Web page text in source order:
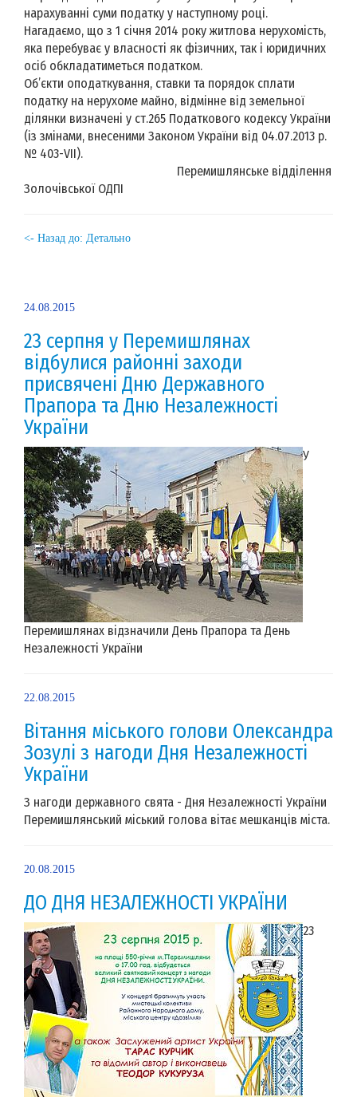
нарахуванні суми податку у наступному році.
Нагадаємо, що з 1 січня 2014 року житлова нерухомість,
яка перебуває у власності як фізичних, так і юридичних
осіб обкладатиметься податком.
Об’єкти оподаткування, ставки та порядок сплати
податку на нерухоме майно, відмінне від земельної
ділянки визначені у ст.265 Податкового кодексу України
(із змінами, внесеними Законом України від 04.07.2013 р.
№ 403-VII).
Перемишлянське відділення
Золочівської ОДПІ
<- Назад до: Детально
24.08.2015
23 серпня у Перемишлянах
відбулися районні заходи
присвячені Дню Державного
Прапора та Дню Незалежності
України
У
Перемишлянах відзначили День Прапора та День
Незалежності України
22.08.2015
Вітання міського голови Олександра
Зозулі з нагоди Дня Незалежності
України
З нагоди державного свята - Дня Незалежності України
Перемишлянський міський голова вітає мешканців міста.
20.08.2015
ДО ДНЯ НЕЗАЛЕЖНОСТІ УКРАЇНИ
23